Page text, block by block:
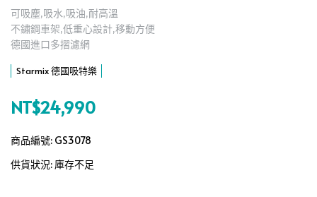
可吸塵,吸水,吸油,耐高溫
不鏽鋼車架,低重心設計,移動方便
德國進口多摺濾網
Starmix 德國吸特樂
NT$24,990
商品編號: GS3078
供貨狀況: 庫存不足